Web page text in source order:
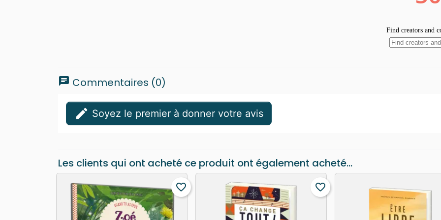
chat Commentaires (0)
edit Soyez le premier à donner votre avis
Les clients qui ont acheté ce produit ont également acheté...
favorite_border favorite_border